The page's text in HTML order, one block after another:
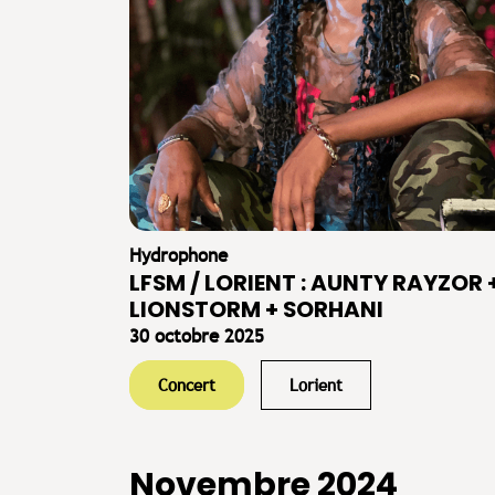
Hydrophone
LFSM / LORIENT : AUNTY RAYZOR
LIONSTORM + SORHANI
30 octobre 2025
Concert Lorient
Novembre 2024